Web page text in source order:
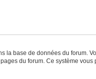
la base de données du forum.
du forum. Ce système